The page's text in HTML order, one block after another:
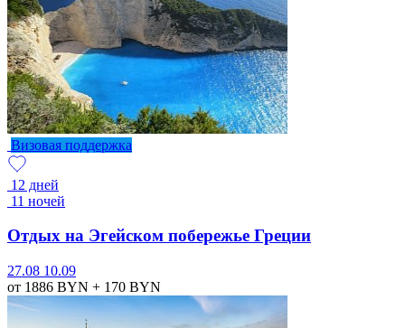
Визовая поддержка
12 дней
11 ночей
Отдых на Эгейском побережье Греции
27.08 10.09
от 1886 BYN + 170 BYN